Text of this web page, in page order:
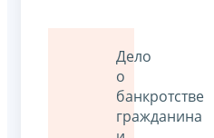
Дело
о
банкротстве
гражданина